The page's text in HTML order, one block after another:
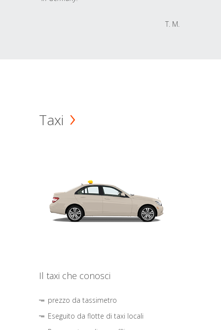
T. M.
Taxi
Il taxi che conosci
prezzo da tassimetro
Eseguito da flotte di taxi locali